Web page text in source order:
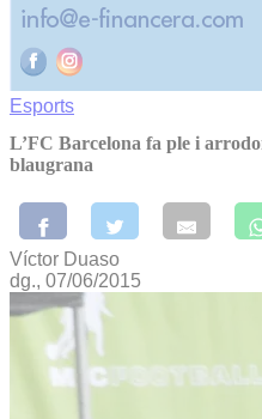
Esports
L’FC Barcelona fa ple i
blaugrana
Víctor Duaso
dg., 07/06/2015